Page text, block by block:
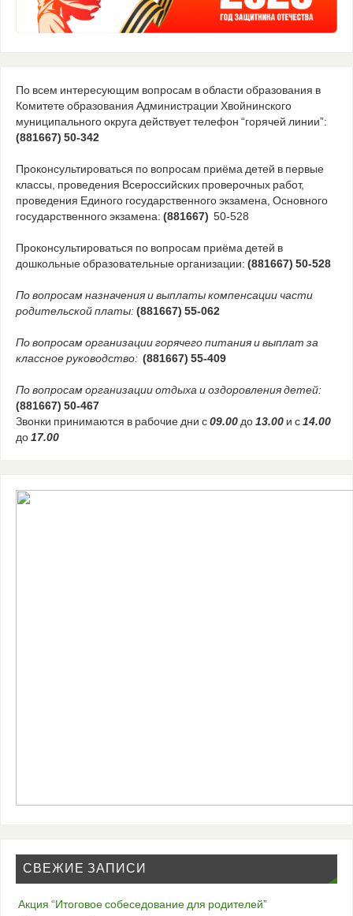
По всем интересующим вопросам в области образования в
Комитете образования Администрации Хвойнинского
муниципального округа действует телефон “горячей линии”:
(881667) 50-342
Проконсультироваться по вопросам приёма детей в первые
классы, проведения Всероссийских проверочных работ,
проведения Единого государственного экзамена, Основного
государственного экзамена: (881667) 50-528
Проконсультироваться по вопросам приёма детей в
дошкольные образовательные организации: (881667) 50-528
По вопросам назначения и выплаты компенсации части
родительской платы:(881667) 55-062
По вопросам организации горячего питания и выплат за
классное руководство:(881667) 55-409
По вопросам организации отдыха и оздоровления детей:
(881667) 50-467
Звонки принимаются в рабочие дни с09.00до13.00и с14.00
до17.00
СВЕЖИЕ ЗАПИСИ
Акция “Итоговое собеседование для родителей”